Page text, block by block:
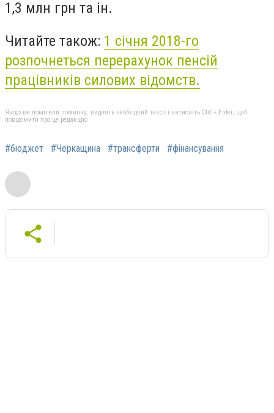
1,3 млн грн та ін.
Читайте також: 1 січня 2018-го
розпочнеться перерахунок пенсій
працівників силових відомств.
Якщо ви помітили помилку, виділіть необхідний текст і натисніть Ctrl + Enter, щоб
повідомити про це редакцію
#бюджет #Черкащина #трансферти #фінансування